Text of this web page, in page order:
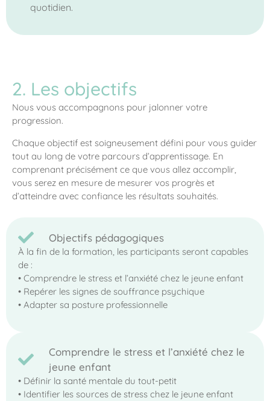
quotidien.
2. Les objectifs
Nous vous accompagnons pour jalonner votre
progression.
Chaque objectif est soigneusement défini pour vous guider
tout au long de votre parcours d’apprentissage. En
comprenant précisément ce que vous allez accomplir,
vous serez en mesure de mesurer vos progrès et
d’atteindre avec confiance les résultats souhaités.
Objectifs pédagogiques
À la fin de la formation, les participants seront capables
de :
• Comprendre le stress et l’anxiété chez le jeune enfant
• Repérer les signes de souffrance psychique
• Adapter sa posture professionnelle
Comprendre le stress et l’anxiété chez le
jeune enfant
• Définir la santé mentale du tout-petit
• Identifier les sources de stress chez le jeune enfant